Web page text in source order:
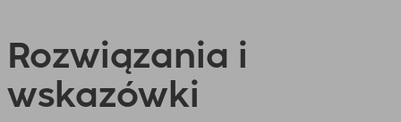
Rozwiązania i
wskazówki